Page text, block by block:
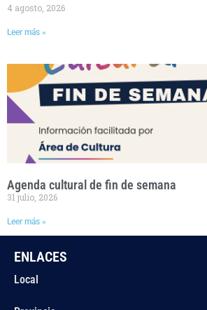
4 agosto, 2026
Leer más »
Agenda cultural de fin de semana
31 julio, 2026
Leer más »
ENLACES
Local